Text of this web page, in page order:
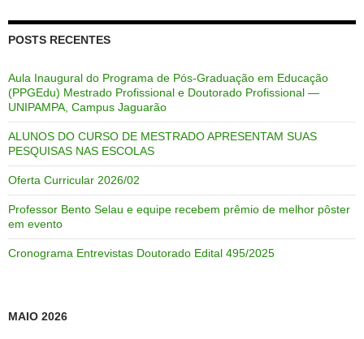
POSTS RECENTES
Aula Inaugural do Programa de Pós-Graduação em Educação
(PPGEdu) Mestrado Profissional e Doutorado Profissional —
UNIPAMPA, Campus Jaguarão
ALUNOS DO CURSO DE MESTRADO APRESENTAM SUAS
PESQUISAS NAS ESCOLAS
Oferta Curricular 2026/02
Professor Bento Selau e equipe recebem prêmio de melhor pôster
em evento
Cronograma Entrevistas Doutorado Edital 495/2025
MAIO 2026